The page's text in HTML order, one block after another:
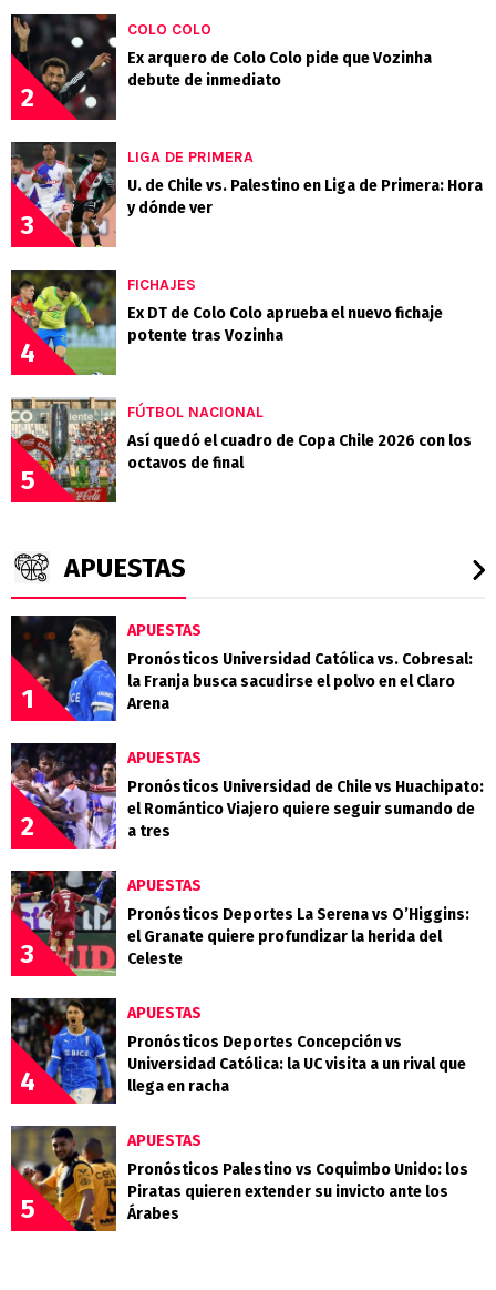
2
COLO COLO
Ex arquero de Colo Colo pide que Vozinha
debute de inmediato
3
LIGA DE PRIMERA
U. de Chile vs. Palestino en Liga de Primera: Hora
y dónde ver
4
FICHAJES
Ex DT de Colo Colo aprueba el nuevo fichaje
potente tras Vozinha
5
FÚTBOL NACIONAL
Así quedó el cuadro de Copa Chile 2026 con los
octavos de final
APUESTAS
1
APUESTAS
Pronósticos Universidad Católica vs. Cobresal:
la Franja busca sacudirse el polvo en el Claro
Arena
2
APUESTAS
Pronósticos Universidad de Chile vs Huachipato:
el Romántico Viajero quiere seguir sumando de
a tres
3
APUESTAS
Pronósticos Deportes La Serena vs O’Higgins:
el Granate quiere profundizar la herida del
Celeste
4
APUESTAS
Pronósticos Deportes Concepción vs
Universidad Católica: la UC visita a un rival que
llega en racha
5
APUESTAS
Pronósticos Palestino vs Coquimbo Unido: los
Piratas quieren extender su invicto ante los
Árabes